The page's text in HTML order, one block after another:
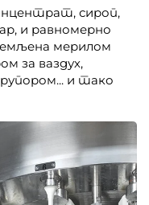
сироп,
и равномерно
мерилом
за ваздух,
и тако